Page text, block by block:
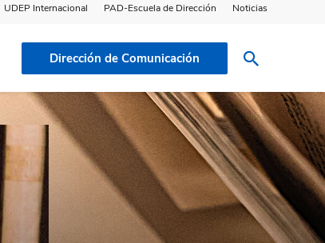
UDEP Internacional PAD-Escuela de Dirección Noticias
Dirección de Comunicación